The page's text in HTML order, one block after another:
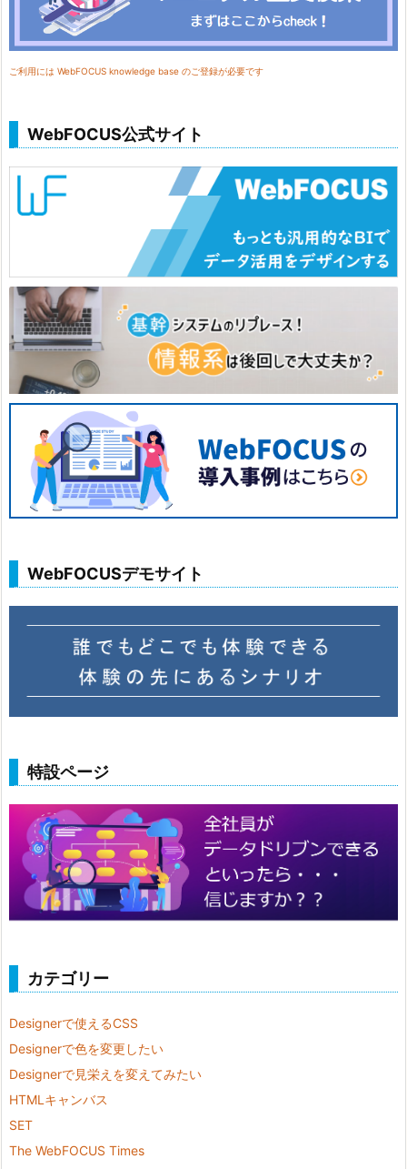
ご利用には WebFOCUS knowledge base のご登録が必要です
WebFOCUS公式サイト
WebFOCUSデモサイト
特設ページ
カテゴリー
Designerで使えるCSS
Designerで色を変更したい
Designerで見栄えを変えてみたい
HTMLキャンバス
SET
The WebFOCUS Times